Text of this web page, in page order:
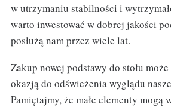
w utrzymaniu stabilności i
warto inwestować w dobrej jakości
posłużą nam przez wiele lat.
Zakup nowej podstawy do stołu może
okazją do odświeżenia wyglądu
Pamiętajmy, że małe elementy mogą